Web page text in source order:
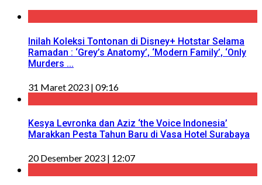
Inilah Koleksi Tontonan di Disney+ Hotstar Selama
Ramadan : ‘Grey’s Anatomy’, ‘Modern Family’, ‘Only
Murders ...
31 Maret 2023 | 09:16
Kesya Levronka dan Aziz ‘the Voice Indonesia’
Marakkan Pesta Tahun Baru di Vasa Hotel Surabaya
20 Desember 2023 | 12:07